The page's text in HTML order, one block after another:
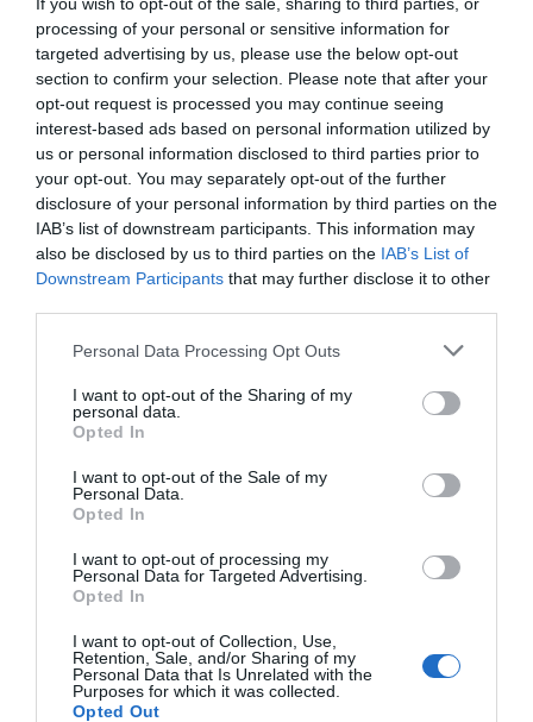
processing of your personal or sensitive information for
targeted advertising by us, please use the below opt-out
section to confirm your selection. Please note that after your
opt-out request is processed you may continue seeing
interest-based ads based on personal information utilized by
us or personal information disclosed to third parties prior to
your opt-out. You may separately opt-out of the further
disclosure of your personal information by third parties on the
IAB’s list of downstream participants. This information may
also be disclosed by us to third parties on the IAB’s List of
Downstream Participants that may further disclose it to other
Please note that this website/app uses one or more Google
not limited to your visit or usage behaviour. You may click to
grant or deny consent to Google and its third-party tags to
use your data for below specified purposes in below Google
consent section.
Personal Data Processing Opt Outs
I want to opt-out of the Sharing of my
personal data.
Opted In
I want to opt-out of the Sale of my
Personal Data.
Opted In
I want to opt-out of processing my
Personal Data for Targeted Advertising.
Opted In
I want to opt-out of Collection, Use,
Retention, Sale, and/or Sharing of my
Personal Data that Is Unrelated with the
Purposes for which it was collected.
Opted Out
επαναλάβει το φαντασιόπληκτο ρεπορτάζ
της
Χανιά: Νεαρός Παλαιστίνιος κλείδωσε
ανήλικη στο σπίτι του – Την έσωσαν οι
φωνές της
Ακολούθησε το debater.gr στοGoogle News
και μάθετε πρώτοι όλες τις ειδήσεις
Share Tweet
ΒΑΣΙΛΗΣ ΣΠΑΝΟΥΛΗΣ